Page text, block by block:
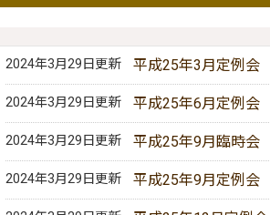
2024年3月29日更新 平成25年3月定例会
2024年3月29日更新 平成25年6月定例会
2024年3月29日更新 平成25年9月臨時会
2024年3月29日更新 平成25年9月定例会